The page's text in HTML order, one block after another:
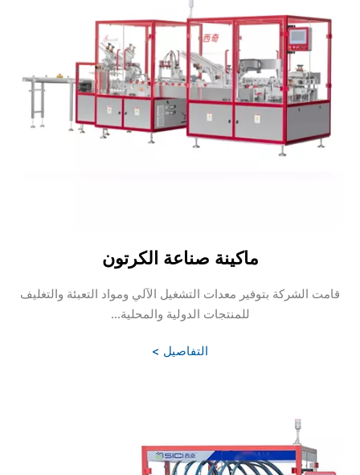
ماكينة صناعة الكرتون
قامت الشركة بتوفير معدات التشغيل الآلي ومواد التعبئة والتغليف
للمنتجات الدولية والمحلية...
التفاصيل >